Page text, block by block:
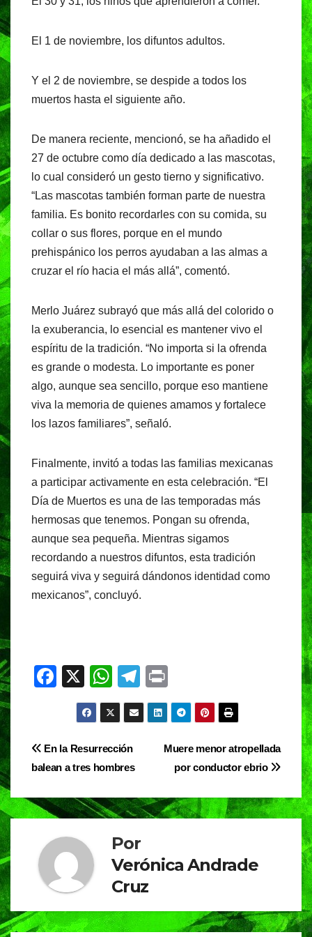
El 1 de noviembre, los difuntos adultos.
Y el 2 de noviembre, se despide a todos los
muertos hasta el siguiente año.
De manera reciente, mencionó, se ha añadido el
27 de octubre como día dedicado a las mascotas,
lo cual consideró un gesto tierno y significativo.
“Las mascotas también forman parte de nuestra
familia. Es bonito recordarles con su comida, su
collar o sus flores, porque en el mundo
prehispánico los perros ayudaban a las almas a
cruzar el río hacia el más allá”, comentó.
Merlo Juárez subrayó que más allá del colorido o
la exuberancia, lo esencial es mantener vivo el
espíritu de la tradición. “No importa si la ofrenda
es grande o modesta. Lo importante es poner
algo, aunque sea sencillo, porque eso mantiene
viva la memoria de quienes amamos y fortalece
los lazos familiares”, señaló.
Finalmente, invitó a todas las familias mexicanas
a participar activamente en esta celebración. “El
Día de Muertos es una de las temporadas más
hermosas que tenemos. Pongan su ofrenda,
aunque sea pequeña. Mientras sigamos
recordando a nuestros difuntos, esta tradición
seguirá viva y seguirá dándonos identidad como
mexicanos”, concluyó.
F
e
b
o
k
X
W
h
at
s
A
p
T
el
e
in
t
Navegación
entradas
Muere menor atropellada
por conductor ebrio
En la Resurrección
balean a tres hombres
Por
Verónica Andrade
Cruz